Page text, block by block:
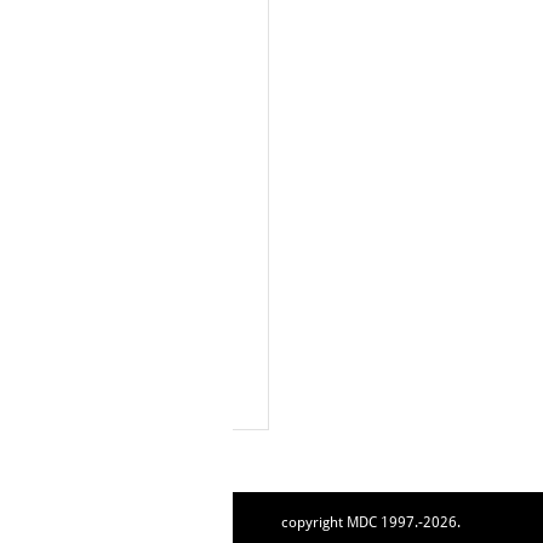
copyright MDC 1997.-2026.